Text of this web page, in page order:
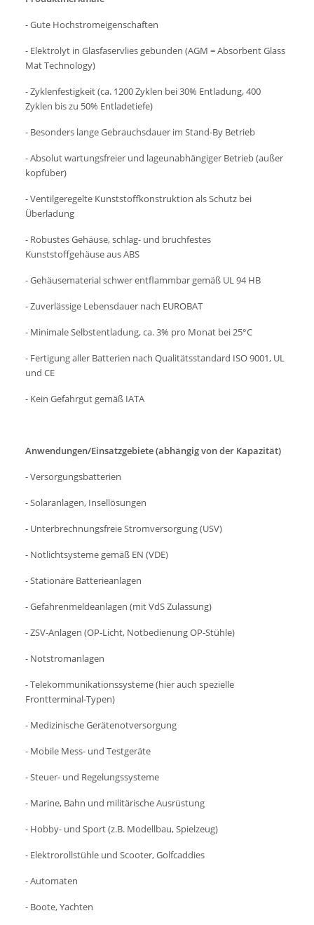
- Gute Hochstromeigenschaften
- Elektrolyt in Glasfaservlies gebunden (AGM = Absorbent Glass
Mat Technology)
- Zyklenfestigkeit (ca. 1200 Zyklen bei 30% Entladung, 400
Zyklen bis zu 50% Entladetiefe)
- Besonders lange Gebrauchsdauer im Stand-By Betrieb
- Absolut wartungsfreier und lageunabhängiger Betrieb (außer
kopfüber)
- Ventilgeregelte Kunststoffkonstruktion als Schutz bei
Überladung
- Robustes Gehäuse, schlag- und bruchfestes
Kunststoffgehäuse aus ABS
- Gehäusematerial schwer entflammbar gemäß UL 94 HB
- Zuverlässige Lebensdauer nach EUROBAT
- Minimale Selbstentladung, ca. 3% pro Monat bei 25°C
- Fertigung aller Batterien nach Qualitätsstandard ISO 9001, UL
und CE
- Kein Gefahrgut gemäß IATA
Anwendungen/Einsatzgebiete (abhängig von der Kapazität)
- Versorgungsbatterien
- Solaranlagen, Insellösungen
- Unterbrechnungsfreie Stromversorgung (USV)
- Notlichtsysteme gemäß EN (VDE)
- Stationäre Batterieanlagen
- Gefahrenmeldeanlagen (mit VdS Zulassung)
- ZSV-Anlagen (OP-Licht, Notbedienung OP-Stühle)
- Notstromanlagen
- Telekommunikationssysteme (hier auch spezielle
Frontterminal-Typen)
- Medizinische Gerätenotversorgung
- Mobile Mess- und Testgeräte
- Steuer- und Regelungssysteme
- Marine, Bahn und militärische Ausrüstung
- Hobby- und Sport (z.B. Modellbau, Spielzeug)
- Elektrorollstühle und Scooter, Golfcaddies
- Automaten
- Boote, Yachten